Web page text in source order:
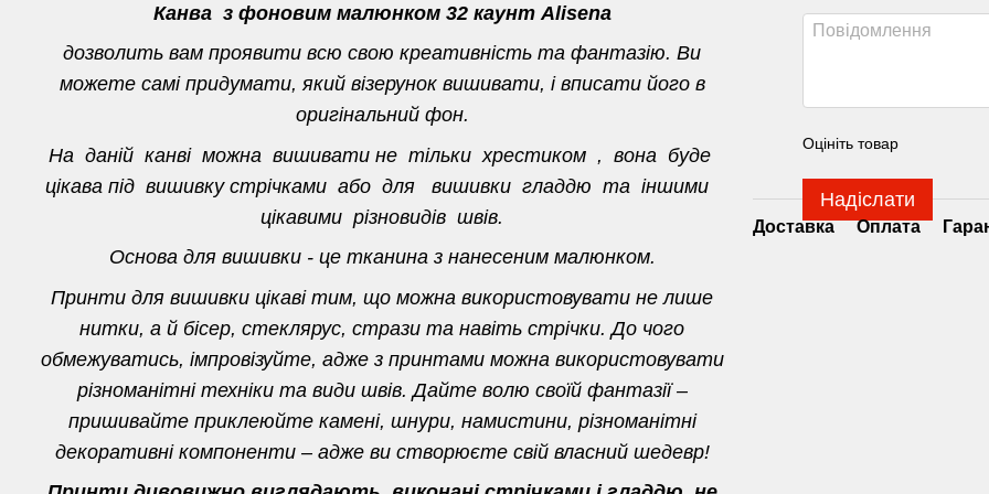
Канва з фоновим малюнком 32 каунт Alisena
дозволить вам проявити всю свою креативність та фантазію. Ви
можете самі придумати, який візерунок вишивати, і вписати його в
оригінальний фон.
На даній канві можна вишивати не тільки хрестиком , вона буде
цікава під вишивку стрічками або для вишивки гладдю та іншими
цікавими різновидів швів.
Основа для вишивки - це тканина з нанесеним малюнком.
Принти для вишивки цікаві тим, що можна використовувати не лише
нитки, а й бісер, стеклярус, стрази та навіть стрічки. До чого
обмежуватись, імпровізуйте, адже з принтами можна використовувати
різноманітні техніки та види швів. Дайте волю своїй фантазії –
пришивайте приклеюйте камені, шнури, намистини, різноманітні
декоративні компоненти – адже ви створюєте свій власний шедевр!
Оцініть товар
Надіслати
Доставка Оплата